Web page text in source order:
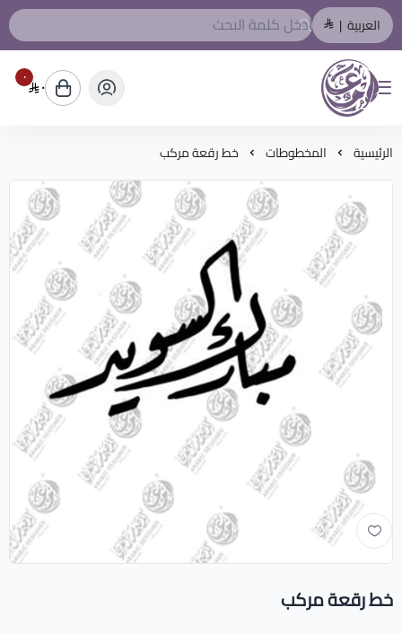
العربية |
المصمم العربي
٠ ٠
الرئيسية المخطوطات خط رقعة مركب
خط رقعة مركب